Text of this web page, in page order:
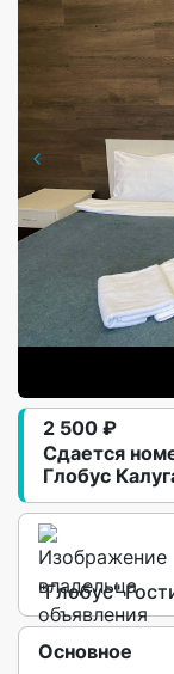
Сдается
Глобус
2 500 ₽
"Глобус"
Основное